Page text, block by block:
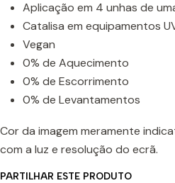
Aplicação em 4 unhas de
Catalisa em equipamentos
Vegan
0% de Aquecimento
0% de Escorrimento
0% de Levantamentos
Cor da imagem meramente
com a luz e resolução do ecrã.
PARTILHAR ESTE PRODUTO